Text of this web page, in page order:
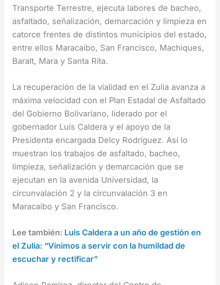
Transporte Terrestre, ejecuta labores de bacheo,
asfaltado, señalización, demarcación y limpieza en
catorce frentes de distintos municipios del estado,
entre ellos Maracaibo, San Francisco, Machiques,
Baralt, Mara y Santa Rita.
La recuperación de la vialidad en el Zulia avanza a
máxima velocidad con el Plan Estadal de Asfaltado
del Gobierno Bolivariano, liderado por el
gobernador Luis Caldera y el apoyo de la
Presidenta encargada Delcy Rodríguez. Así lo
muestran los trabajos de asfaltado, bacheo,
limpieza, señalización y demarcación que se
ejecutan en la avenida Universidad, la
circunvalación 2 y la circunvalación 3 en
Maracaibo y San Francisco.
Lee también: Luis Caldera a un año de gestión en
el Zulia: “Vinimos a servir con la humildad de
escuchar y rectificar”